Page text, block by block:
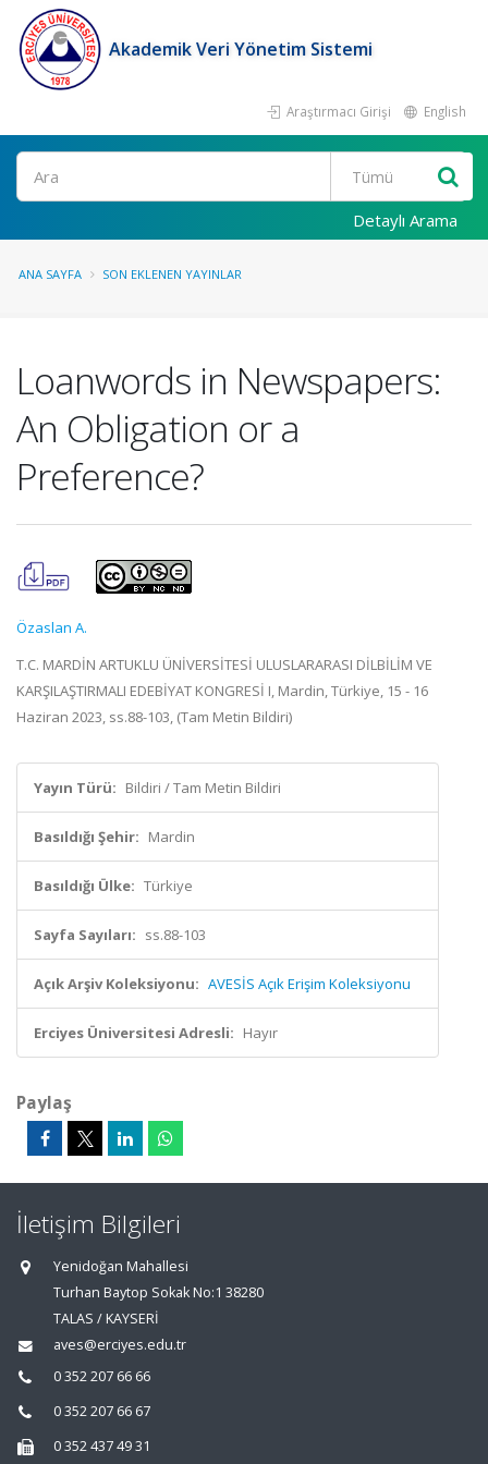
Akademik Veri Yönetim Sistemi
Araştırmacı Girişi English
Ara
Detaylı Arama
ANA SAYFA SON EKLENEN YAYINLAR
Loanwords in Newspapers:
An Obligation or a
Preference?
Özaslan A.
T.C. MARDİN ARTUKLU ÜNİVERSİTESİ ULUSLARARASI DİLBİLİM VE
KARŞILAŞTIRMALI EDEBİYAT KONGRESİ I, Mardin, Türkiye, 15 - 16
Haziran 2023, ss.88-103, (Tam Metin Bildiri)
Yayın Türü: Bildiri / Tam Metin Bildiri
Basıldığı Şehir: Mardin
Basıldığı Ülke: Türkiye
Sayfa Sayıları: ss.88-103
Açık Arşiv Koleksiyonu: AVESİS Açık Erişim Koleksiyonu
Erciyes Üniversitesi Adresli: Hayır
Paylaş
İletişim Bilgileri
Yenidoğan Mahallesi
Turhan Baytop Sokak No:1 38280
TALAS / KAYSERİ
aves@erciyes.edu.tr
0 352 207 66 66
0 352 207 66 67
0 352 437 49 31